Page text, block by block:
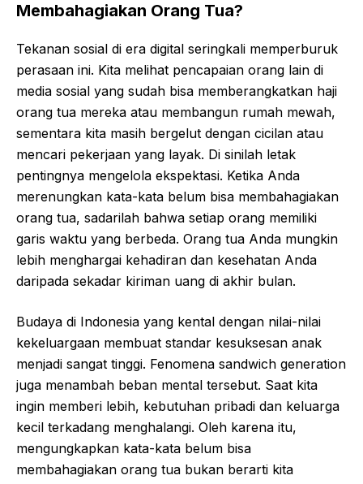
Membahagiakan Orang Tua?
Tekanan sosial di era digital seringkali memperburuk
perasaan ini. Kita melihat pencapaian orang lain di
media sosial yang sudah bisa memberangkatkan haji
orang tua mereka atau membangun rumah mewah,
sementara kita masih bergelut dengan cicilan atau
mencari pekerjaan yang layak. Di sinilah letak
pentingnya mengelola ekspektasi. Ketika Anda
merenungkan kata-kata belum bisa membahagiakan
orang tua, sadarilah bahwa setiap orang memiliki
garis waktu yang berbeda. Orang tua Anda mungkin
lebih menghargai kehadiran dan kesehatan Anda
daripada sekadar kiriman uang di akhir bulan.
Budaya di Indonesia yang kental dengan nilai-nilai
kekeluargaan membuat standar kesuksesan anak
menjadi sangat tinggi. Fenomena sandwich generation
juga menambah beban mental tersebut. Saat kita
ingin memberi lebih, kebutuhan pribadi dan keluarga
kecil terkadang menghalangi. Oleh karena itu,
mengungkapkan kata-kata belum bisa
membahagiakan orang tua bukan berarti kita